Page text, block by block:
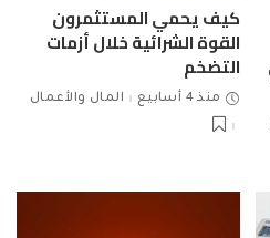
كيف يحمي المستثمرون
القوة الشرائية خلال أزمات
التضخم
منذ 4 أسابيع المال والأعمال